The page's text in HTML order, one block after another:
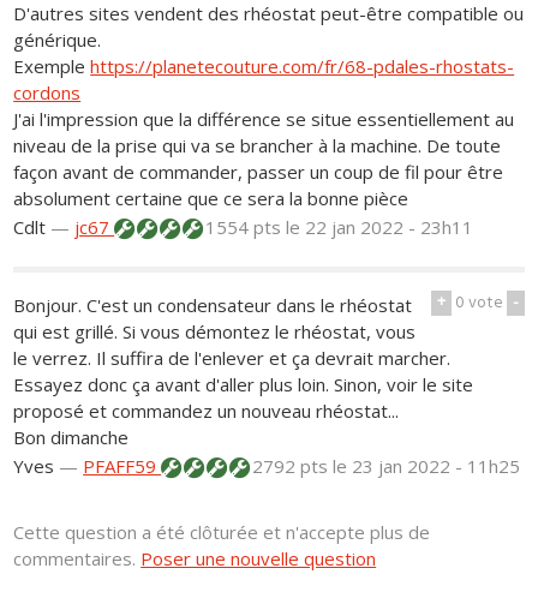
D'autres sites vendent des rhéostat peut-être compatible ou
générique.
Exemplehttps://planetecouture.com/fr/68-pdales-rhostats-
cordons
J'ai l'impression que la différence se situe essentiellement au
niveau de la prise qui va se brancher à la machine. De toute
façon avant de commander, passer un coup de fil pour être
absolument certaine que ce sera la bonne pièce
Cdlt — jc67 1554 ptsle 22 jan 2022 - 23h11
+ 0vote -
Bonjour. C'est un condensateur dans le rhéostat
qui est grillé. Si vous démontez le rhéostat, vous
le verrez. Il suffira de l'enlever et ça devrait marcher.
Essayez donc ça avant d'aller plus loin. Sinon, voir le site
proposé et commandez un nouveau rhéostat...
Bon dimanche
Yves — PFAFF59 2792 ptsle 23 jan 2022 - 11h25
Cette question a été clôturée et n'accepte plus de
commentaires. Poser une nouvelle question